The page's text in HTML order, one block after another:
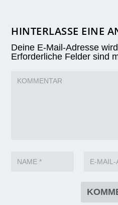
HINTERLASSE EINE
Deine E-Mail-Adresse
Erforderliche Felder sind